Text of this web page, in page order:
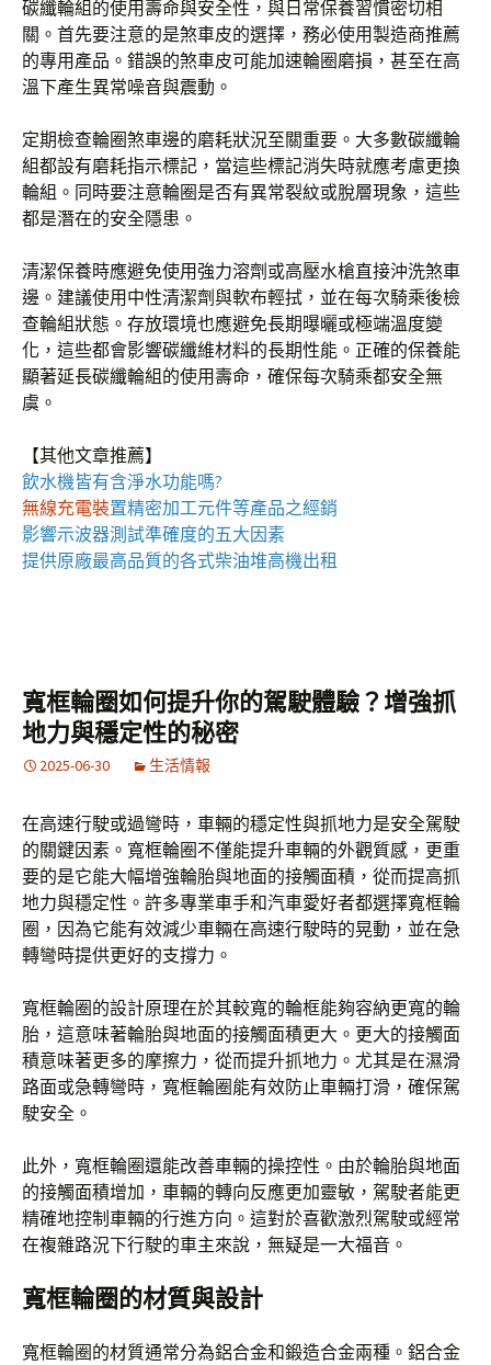
碳纖輪組的使用壽命與安全性，與日常保養習慣密切相
關。首先要注意的是煞車皮的選擇，務必使用製造商推薦
的專用產品。錯誤的煞車皮可能加速輪圈磨損，甚至在高
溫下產生異常噪音與震動。
定期檢查輪圈煞車邊的磨耗狀況至關重要。大多數碳纖輪
組都設有磨耗指示標記，當這些標記消失時就應考慮更換
輪組。同時要注意輪圈是否有異常裂紋或脫層現象，這些
都是潛在的安全隱患。
清潔保養時應避免使用強力溶劑或高壓水槍直接沖洗煞車
邊。建議使用中性清潔劑與軟布輕拭，並在每次騎乘後檢
查輪組狀態。存放環境也應避免長期曝曬或極端溫度變
化，這些都會影響碳纖維材料的長期性能。正確的保養能
顯著延長碳纖輪組的使用壽命，確保每次騎乘都安全無
虞。
【其他文章推薦】
飲水機皆有含淨水功能嗎?
無線充電裝置精密加工元件等產品之經銷
影響示波器測試準確度的五大因素
提供原廠最高品質的各式柴油堆高機出租
寬框輪圈如何提升你的駕駛體驗？增強抓
地力與穩定性的秘密
2025-06-30 生活情報
在高速行駛或過彎時，車輛的穩定性與抓地力是安全駕駛
的關鍵因素。寬框輪圈不僅能提升車輛的外觀質感，更重
要的是它能大幅增強輪胎與地面的接觸面積，從而提高抓
地力與穩定性。許多專業車手和汽車愛好者都選擇寬框輪
圈，因為它能有效減少車輛在高速行駛時的晃動，並在急
轉彎時提供更好的支撐力。
寬框輪圈的設計原理在於其較寬的輪框能夠容納更寬的輪
胎，這意味著輪胎與地面的接觸面積更大。更大的接觸面
積意味著更多的摩擦力，從而提升抓地力。尤其是在濕滑
路面或急轉彎時，寬框輪圈能有效防止車輛打滑，確保駕
駛安全。
此外，寬框輪圈還能改善車輛的操控性。由於輪胎與地面
的接觸面積增加，車輛的轉向反應更加靈敏，駕駛者能更
精確地控制車輛的行進方向。這對於喜歡激烈駕駛或經常
在複雜路況下行駛的車主來說，無疑是一大福音。
寬框輪圈的材質與設計
寬框輪圈的材質通常分為鋁合金和鍛造合金兩種。鋁合金